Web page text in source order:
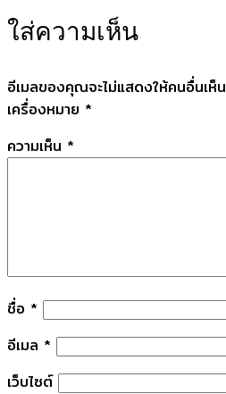
ใส่ความเห็น
อีเมลของคุณจะไม่แสดงให้คนอื่นเห็น
เครื่องหมาย *
ความเห็น *
ชื่อ *
อีเมล *
เว็บไซต์